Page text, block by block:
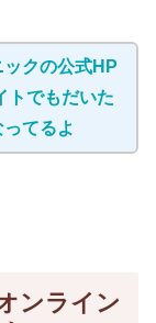
クの公式HP
トでもだいた
てるよ
ンライン